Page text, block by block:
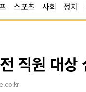
스포츠 사회 정치
직원 대상